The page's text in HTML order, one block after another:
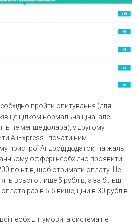
пройти опитування (для
це цілком нормальна ціна, але
не менше долара), у другому
AliExpress і почати ним
пристрої Андроїд додаток, на жаль,
оффері необхідно проявити
поінтів, щоб отримати оплату. Це
всього лише 5 рублів, а за більш
раз в 5-6 вище, ціни в 30 рублів
необхідні умови, а система не